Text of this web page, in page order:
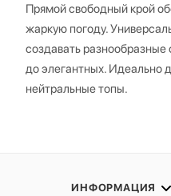
Прямой свободный крой
жаркую погоду.
создавать
до элегантных. Идеально
нейтральные топы.
ИНФОРМАЦИЯ